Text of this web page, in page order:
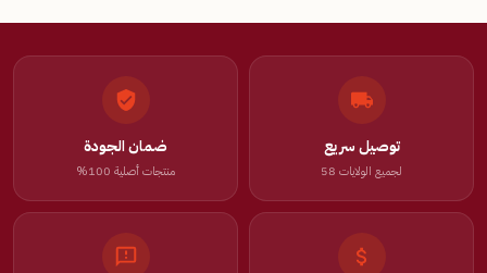
توصيل سريع
لجميع الولايات 58
ضمان الجودة
منتجات أصلية 100%